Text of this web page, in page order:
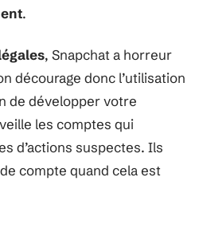
.
, Snapchat a horreur
décourage donc l’utilisation
de développer votre
les comptes qui
d’actions suspectes. Ils
compte quand cela est